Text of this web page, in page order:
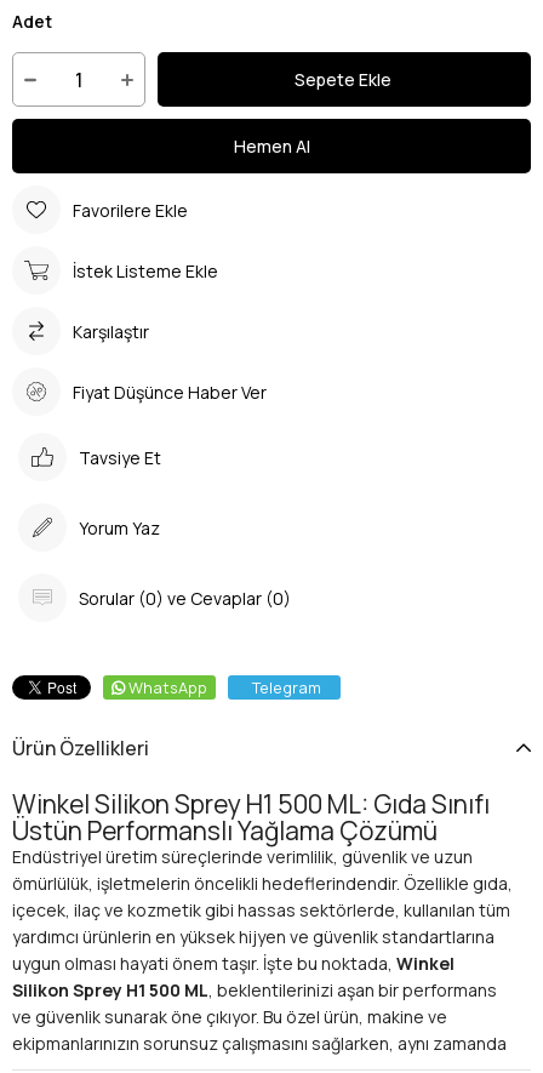
Adet
Favorilere Ekle
İstek Listeme Ekle
Karşılaştır
Fiyat Düşünce Haber Ver
Tavsiye Et
Yorum Yaz
Sorular (0) ve Cevaplar (0)
WhatsApp Telegram
Ürün Özellikleri
Winkel Silikon Sprey H1 500 ML: Gıda Sınıfı
Üstün Performanslı Yağlama Çözümü
Endüstriyel üretim süreçlerinde verimlilik, güvenlik ve uzun
ömürlülük, işletmelerin öncelikli hedeflerindendir. Özellikle gıda,
içecek, ilaç ve kozmetik gibi hassas sektörlerde, kullanılan tüm
yardımcı ürünlerin en yüksek hijyen ve güvenlik standartlarına
uygun olması hayati önem taşır. İşte bu noktada, Winkel
Silikon Sprey H1 500 ML, beklentilerinizi aşan bir performans
ve güvenlik sunarak öne çıkıyor. Bu özel ürün, makine ve
ekipmanlarınızın sorunsuz çalışmasını sağlarken, aynı zamanda